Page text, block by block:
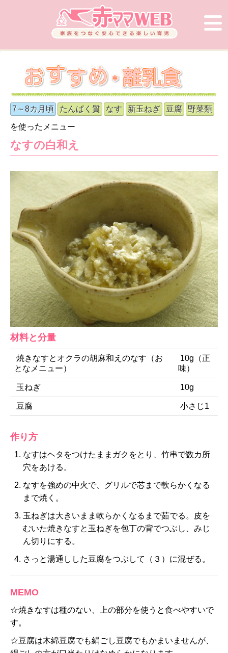
7～8カ月頃 たんぱく質 なす 新玉ねぎ 豆腐 野菜類
を使ったメニュー
なすの白和え
材料と分量
焼きなすとオクラの胡麻和えのなす（お
となメニュー）
10g（正
味）
玉ねぎ 10g
豆腐 小さじ1
作り方
なすはヘタをつけたままガクをとり、竹串で数カ所
穴をあける。
なすを強めの中火で、グリルで芯まで軟らかくなる
まで焼く。
玉ねぎは大きいまま軟らかくなるまで茹でる。皮を
むいた焼きなすと玉ねぎを包丁の背でつぶし、みじ
ん切りにする。
さっと湯通しした豆腐をつぶして（３）に混ぜる。
MEMO
☆焼きなすは種のない、上の部分を使うと食べやすいで
す。
☆豆腐は木綿豆腐でも絹ごし豆腐でもかまいませんが、